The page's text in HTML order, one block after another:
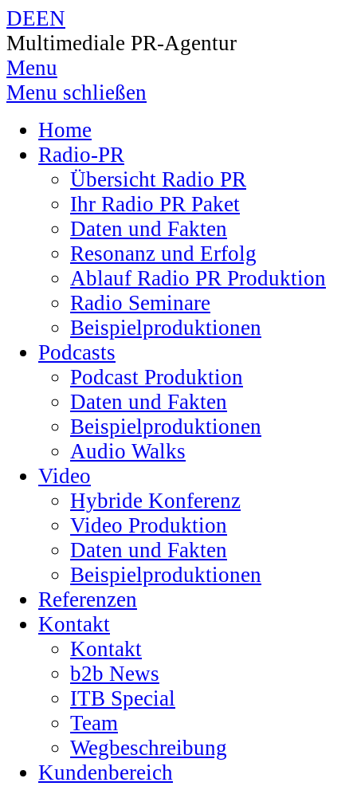
DEEN
Multimediale PR-Agentur
Menu
Menu schließen
Home
Radio-PR
Übersicht Radio PR
Ihr Radio PR Paket
Daten und Fakten
Resonanz und Erfolg
Ablauf Radio PR Produktion
Radio Seminare
Beispielproduktionen
Podcasts
Podcast Produktion
Daten und Fakten
Beispielproduktionen
Audio Walks
Video
Hybride Konferenz
Video Produktion
Daten und Fakten
Beispielproduktionen
Referenzen
Kontakt
Kontakt
b2b News
ITB Special
Team
Wegbeschreibung
Kundenbereich